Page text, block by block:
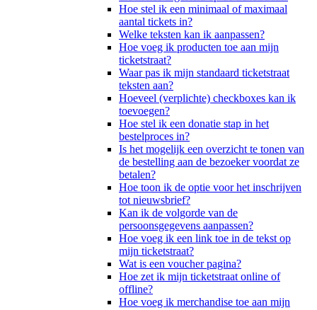
Hoe stel ik een minimaal of maximaal
aantal tickets in?
Welke teksten kan ik aanpassen?
Hoe voeg ik producten toe aan mijn
ticketstraat?
Waar pas ik mijn standaard ticketstraat
teksten aan?
Hoeveel (verplichte) checkboxes kan ik
toevoegen?
Hoe stel ik een donatie stap in het
bestelproces in?
Is het mogelijk een overzicht te tonen van
de bestelling aan de bezoeker voordat ze
betalen?
Hoe toon ik de optie voor het inschrijven
tot nieuwsbrief?
Kan ik de volgorde van de
persoonsgegevens aanpassen?
Hoe voeg ik een link toe in de tekst op
mijn ticketstraat?
Wat is een voucher pagina?
Hoe zet ik mijn ticketstraat online of
offline?
Hoe voeg ik merchandise toe aan mijn